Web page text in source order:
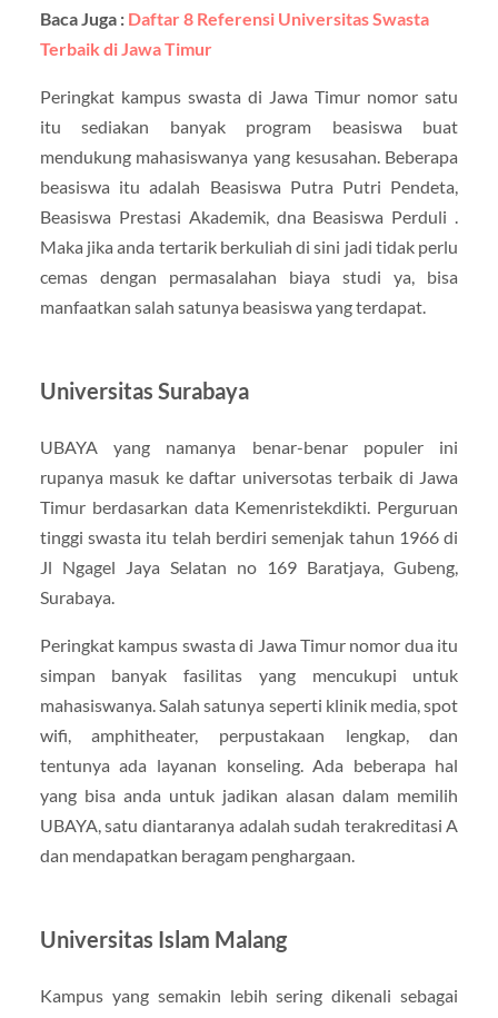
Baca Juga : Daftar 8 Referensi Universitas Swasta
Terbaik di Jawa Timur
Peringkat kampus swasta di Jawa Timur nomor satu
itu sediakan banyak program beasiswa buat
mendukung mahasiswanya yang kesusahan. Beberapa
beasiswa itu adalah Beasiswa Putra Putri Pendeta,
Beasiswa Prestasi Akademik, dna Beasiswa Perduli .
Maka jika anda tertarik berkuliah di sini jadi tidak perlu
cemas dengan permasalahan biaya studi ya, bisa
manfaatkan salah satunya beasiswa yang terdapat.
Universitas Surabaya
UBAYA yang namanya benar-benar populer ini
rupanya masuk ke daftar universotas terbaik di Jawa
Timur berdasarkan data Kemenristekdikti. Perguruan
tinggi swasta itu telah berdiri semenjak tahun 1966 di
Jl Ngagel Jaya Selatan no 169 Baratjaya, Gubeng,
Surabaya.
Peringkat kampus swasta di Jawa Timur nomor dua itu
simpan banyak fasilitas yang mencukupi untuk
mahasiswanya. Salah satunya seperti klinik media, spot
wifi, amphitheater, perpustakaan lengkap, dan
tentunya ada layanan konseling. Ada beberapa hal
yang bisa anda untuk jadikan alasan dalam memilih
UBAYA, satu diantaranya adalah sudah terakreditasi A
dan mendapatkan beragam penghargaan.
Universitas Islam Malang
Kampus yang semakin lebih sering dikenali sebagai